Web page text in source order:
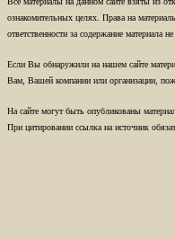
ознакомительных целях. Права на
ответственности за содержание материала не
Если Вы обнаружили на нашем сайте
Вам, Вашей компании или организации,
На сайте могут быть опубликованы
При цитировании ссылка на источник